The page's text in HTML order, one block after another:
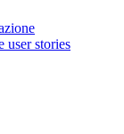
user stories